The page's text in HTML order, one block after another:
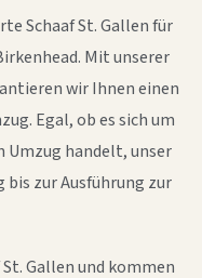
Schaaf St. Gallen für
Mit unserer
wir Ihnen einen
Egal, ob es sich um
Umzug handelt, unser
zur Ausführung zur
Gallen und kommen